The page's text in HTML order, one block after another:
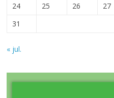
24
25 26 27
31
« jul.